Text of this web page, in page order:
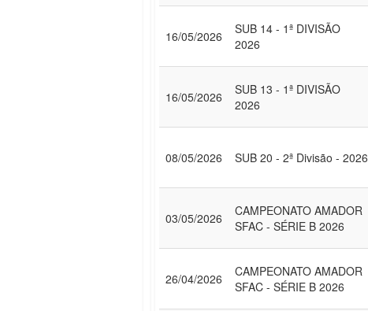
16/05/2026
SUB 14 - 1ª DIVISÃO
2026
16/05/2026
SUB 13 - 1ª DIVISÃO
2026
08/05/2026 SUB 20 - 2ª Divisão - 2026
03/05/2026
CAMPEONATO AMADOR
SFAC - SÉRIE B 2026
26/04/2026
CAMPEONATO AMADOR
SFAC - SÉRIE B 2026